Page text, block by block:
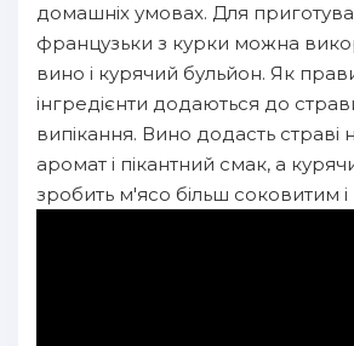
домашніх умовах. Для
французьки з курки можна
вино і курячий бульйон. Як
інгредієнти додаються до
випікання. Вино додасть страві
аромат і пікантний смак, а
зробить м'ясо більш соковитим і